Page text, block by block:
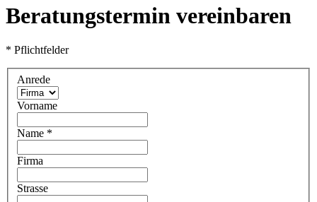
Beratungstermin vereinbaren
* Pflichtfelder
Anrede
Vorname
Name *
Firma
Strasse